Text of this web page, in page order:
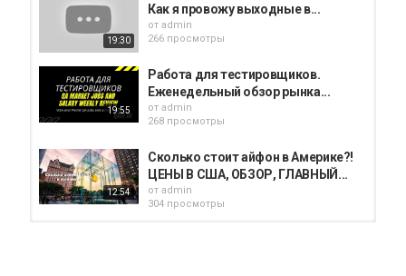
19:30
Как я провожу выходные в...
от admin
266 просмотры
19:55
Работа для тестировщиков.
Еженедельный обзор рынка...
от admin
268 просмотры
12:54
Сколько стоит айфон в Америке?!
ЦЕНЫ В США, ОБЗОР, ГЛАВНЫЙ...
от admin
304 просмотры